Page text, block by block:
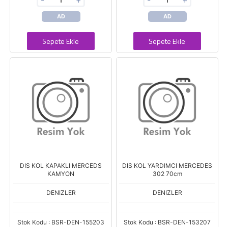
AD
Sepete Ekle
AD
Sepete Ekle
DIS KOL KAPAKLI MERCEDS
KAMYON
DENIZLER
Stok Kodu : BSR-DEN-155203
DIS KOL YARDIMCI MERCEDES
302 70cm
DENIZLER
Stok Kodu : BSR-DEN-153207